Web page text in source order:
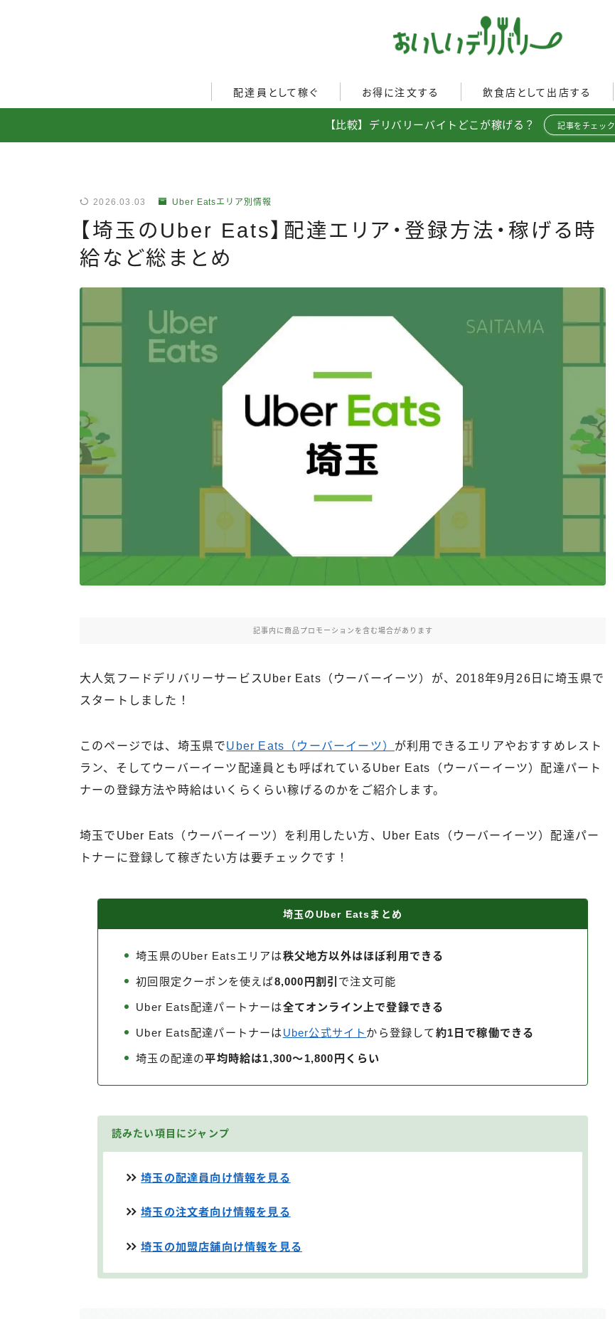
配達員として稼ぐ お得に注文する
Uber Eatsの注文ガイド
飲食店として出店する
Uber Eats加盟店ガイド
Uber Eats
【比較】デリバリーバイトどこが稼げる？ 記事をチェック
2026.03.03 Uber Eatsエリア別情報
【埼玉のUber Eats】配達エリア・登録方法・稼げる時
給など総まとめ
記事内に商品プロモーションを含む場合があります
大人気フードデリバリーサービスUber Eats（ウーバーイーツ）が、2018年9月26日に埼玉県で
スタートしました！
このページでは、埼玉県でUber Eats（ウーバーイーツ） が利用できるエリアやおすすめレスト
ラン、そしてウーバーイーツ配達員とも呼ばれているUber Eats（ウーバーイーツ）配達パート
ナーの登録方法や時給はいくらくらい稼げるのかをご紹介します。
埼玉でUber Eats（ウーバーイーツ）を利用したい方、Uber Eats（ウーバーイーツ）配達パー
トナーに登録して稼ぎたい方は要チェックです！
埼玉のUber Eatsまとめ
埼玉県のUber Eatsエリアは秩父地方以外はほぼ利用できる
初回限定クーポンを使えば8,000円割引 で注文可能
Uber Eats配達パートナーは全てオンライン上で登録できる
Uber Eats配達パートナーはUber公式サイト から登録して約1日で稼働できる
埼玉の配達の平均時給は1,300～1,800円くらい
読みたい項目にジャンプ
埼玉の配達員向け情報を見る
埼玉の注文者向け情報を見る
埼玉の加盟店舗向け情報を見る